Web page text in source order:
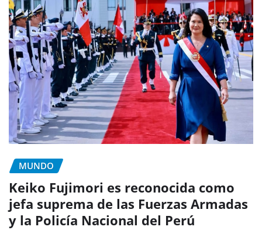
MUNDO
Keiko Fujimori es reconocida como
jefa suprema de las Fuerzas Armadas
y la Policía Nacional del Perú